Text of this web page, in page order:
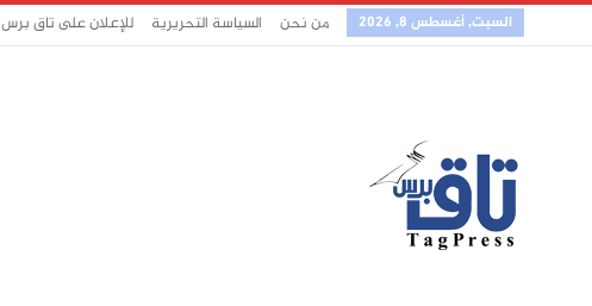
السبت, أغسطس 8, 2026 من نحن السياسة التحريرية للإعلان على تاق برس